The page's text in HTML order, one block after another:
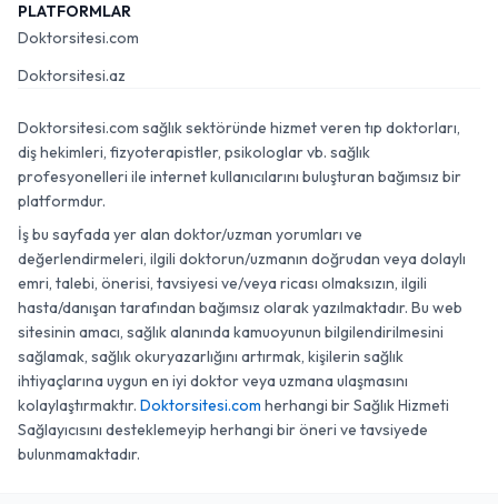
PLATFORMLAR
Doktorsitesi.com
Doktorsitesi.az
Doktorsitesi.com sağlık sektöründe hizmet veren tıp doktorları,
diş hekimleri, fizyoterapistler, psikologlar vb. sağlık
profesyonelleri ile internet kullanıcılarını buluşturan bağımsız bir
platformdur.
İş bu sayfada yer alan doktor/uzman yorumları ve
değerlendirmeleri, ilgili doktorun/uzmanın doğrudan veya dolaylı
emri, talebi, önerisi, tavsiyesi ve/veya ricası olmaksızın, ilgili
hasta/danışan tarafından bağımsız olarak yazılmaktadır. Bu web
sitesinin amacı, sağlık alanında kamuoyunun bilgilendirilmesini
sağlamak, sağlık okuryazarlığını artırmak, kişilerin sağlık
ihtiyaçlarına uygun en iyi doktor veya uzmana ulaşmasını
kolaylaştırmaktır. Doktorsitesi.com herhangi bir Sağlık Hizmeti
Sağlayıcısını desteklemeyip herhangi bir öneri ve tavsiyede
bulunmamaktadır.